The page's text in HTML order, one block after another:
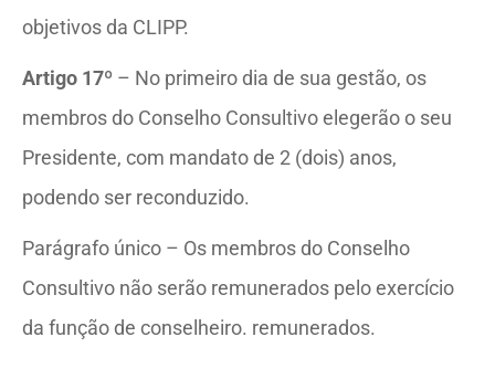
objetivos da CLIPP.
Artigo 17º – No primeiro dia de sua gestão, os
membros do Conselho Consultivo elegerão o seu
Presidente, com mandato de 2 (dois) anos,
podendo ser reconduzido.
Parágrafo único – Os membros do Conselho
Consultivo não serão remunerados pelo exercício
da função de conselheiro. remunerados.